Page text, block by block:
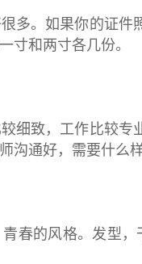
。如果你的证件
寸和两寸各几份。
致，工作比较专
沟通好，需要什么
的风格。发型，